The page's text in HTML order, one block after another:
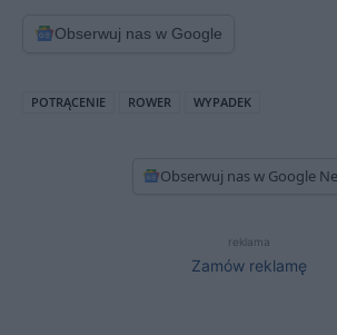
Obserwuj nas w Google
POTRĄCENIE ROWER WYPADEK
Obserwuj nas w Google
reklama
Zamów reklamę